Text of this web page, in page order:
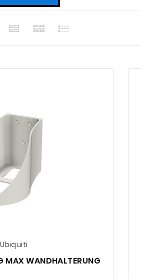
lämpade för att koppla
i samma UniFi-
via ett enda,
säkra nätverket. Ubiquitis
hemmakontoret till mer
Ubiquiti
MAX WANDHALTERUNG